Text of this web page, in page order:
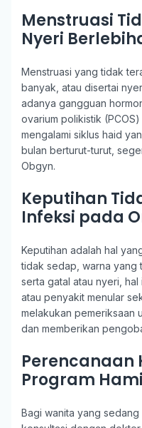
Menstruasi
Nyeri
Menstruasi yang tidak
banyak, atau disertai
adanya gangguan
ovarium polikistik
mengalami siklus haid
bulan berturut-turut,
Obgyn.
Keputihan
Infeksi pada
Keputihan adalah hal
tidak sedap, warna yang
serta gatal atau nyeri,
atau penyakit menular
melakukan pemeriksaan
dan memberikan
Perencanaan
Program
Bagi wanita yang sedang